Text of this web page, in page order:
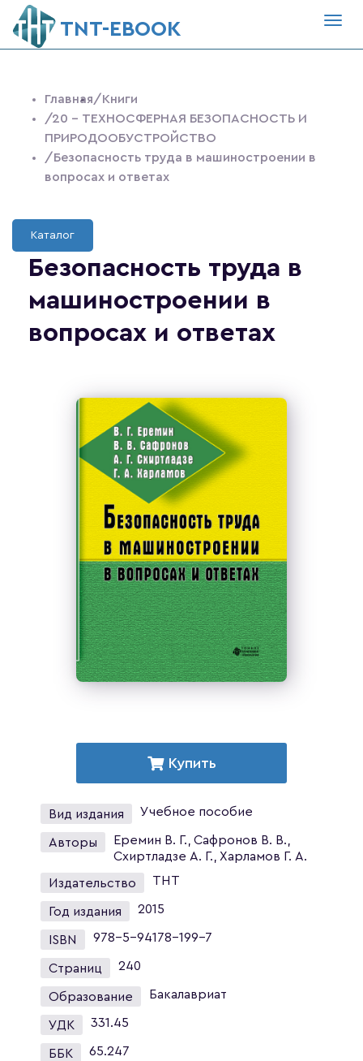
ТNT-EBOOK
Главная/Книги
/20 - ТЕХНОСФЕРНАЯ БЕЗОПАСНОСТЬ И
ПРИРОДООБУСТРОЙСТВО
/Безопасность труда в машиностроении в
вопросах и ответах
Каталог
Безопасность труда в
машиностроении в
вопросах и ответах
Купить
Вид издания Учебное пособие
Авторы
Еремин В. Г., Сафронов В. В.,
Схиртладзе А. Г., Харламов Г. А.
Издательство ТНТ
Год издания 2015
ISBN 978-5-94178-199-7
Страниц 240
Образование Бакалавриат
УДК 331.45
ББК 65.247